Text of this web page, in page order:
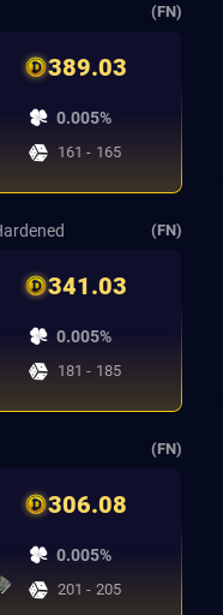
(FN)
389.03
0.005%
161 - 165
(FN)
341.03
0.005%
181 - 185
(FN)
306.08
0.005%
201 - 205